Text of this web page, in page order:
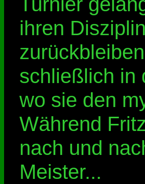
ihren
schließlich in
wo sie den
Während
nach und
Meister...